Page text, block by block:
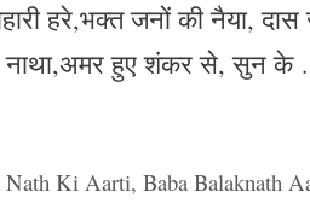
हरे,भक्त जनों की नैया,
नाथा,अमर हुए शंकर से, सुन के
Nath Ki Aarti, Baba Balaknath